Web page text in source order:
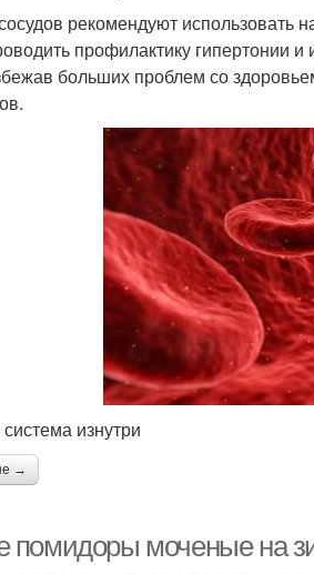
рекомендуют использовать
профилактику гипертонии
больших проблем со
изнутри
→
помидоры моченые на